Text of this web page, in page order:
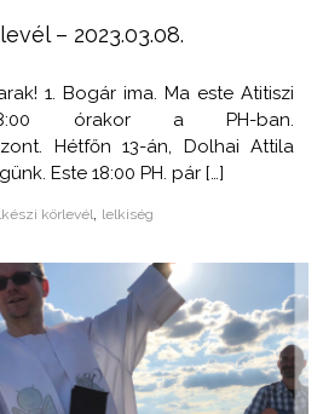
– 2023.03.08.
1. Bogár ima. Ma este Atitiszi
órakor a PH-ban.
Hétfőn 13-án, Dolhai Attila
Este 18:00 PH. pár […]
körlevél lelkiség